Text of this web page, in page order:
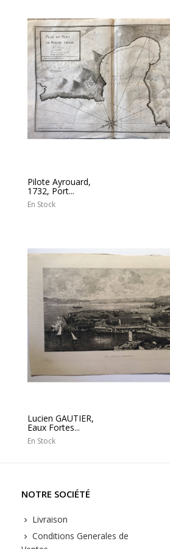
Pilote Ayrouard,
1732, Port...
En Stock
Lucien GAUTIER,
Eaux Fortes...
En Stock
NOTRE SOCIÉTÉ
Livraison
Conditions Generales de